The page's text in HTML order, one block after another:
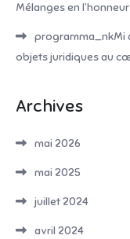
Mélanges en
programma_nkMi
objets juridiques au
Archives
mai 2026
mai 2025
juillet 2024
avril 2024